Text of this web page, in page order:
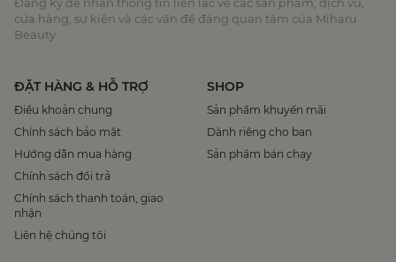
cửa hàng, sự kiện và các vấn đề đáng quan tâm của Miharu
Beauty.
ĐẶT HÀNG & HỖ TRỢ
Điều khoản chung
Chính sách bảo mật
Hướng dẫn mua hàng
Chính sách đổi trả
Chính sách thanh toán, giao
nhận
Liên hệ chúng tôi
SHOP
Sản phẩm khuyến mãi
Dành riêng cho bạn
Sản phẩm bán chạy